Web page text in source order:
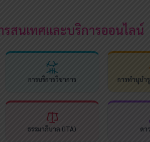
สนเทศและบริการออนไลน์
การบริการวิชาการ การทำนุบำ
ธรรมาภิบาล (ITA) ดา